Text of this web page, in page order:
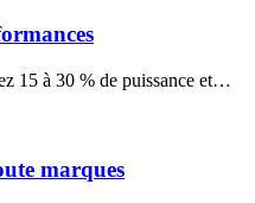
15 à 30 % de puissance et…
marques